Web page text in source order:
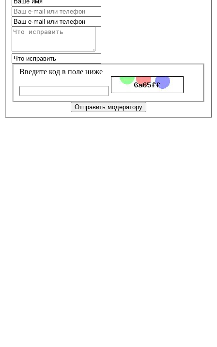
Введите код в поле ниже
Отправить модератору